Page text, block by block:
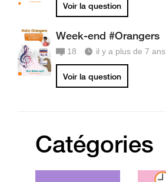
Voir la question
Week-end #Orangers
18 il y a plus de 7 ans
Voir la question
Catégories